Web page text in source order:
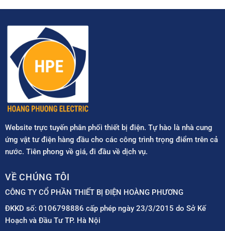
Website trực tuyến phân phối thiết bị điện. Tự hào là nhà cung
ứng vật tư điện hàng đầu cho các công trình trọng điểm trên cả
nước. Tiên phong về giá, đi đầu về dịch vụ.
VỀ CHÚNG TÔI
CÔNG TY CỔ PHẦN THIẾT BỊ ĐIỆN HOÀNG PHƯƠNG
ĐKKD số: 0106798886 cấp phép ngày 23/3/2015 do Sở Kế
Hoạch và Đầu Tư TP. Hà Nội